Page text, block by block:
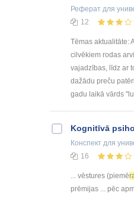
Реферат для
12
Tēmas aktualitāte:
cilvēkiem rodas
vajadzības, līdz ar
dažādu preču
gadu laikā vārds
Kognitīvā
Конспект для
16
... vēstures (piemē
prēmijas ... pēc